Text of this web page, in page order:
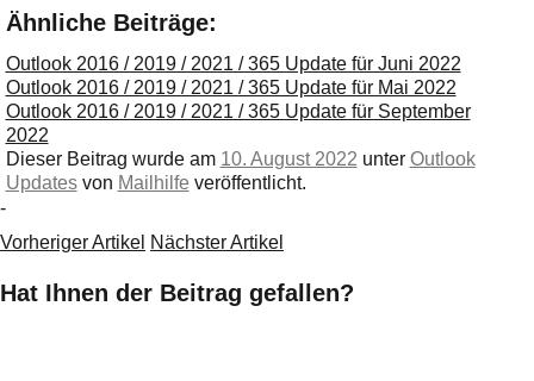
Ähnliche Beiträge:
Outlook 2016 / 2019 / 2021 / 365 Update für Juni 2022
Outlook 2016 / 2019 / 2021 / 365 Update für Mai 2022
Outlook 2016 / 2019 / 2021 / 365 Update für September
2022
Dieser Beitrag wurde am 10. August 2022 unter Outlook
Updates von Mailhilfe veröffentlicht.
-
Vorheriger Artikel Nächster Artikel
Hat Ihnen der Beitrag gefallen?